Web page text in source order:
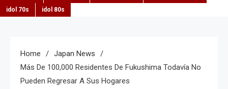
idol 70s
idol 80s
Home
Japan News
Más De 100,000 Residentes De Fukushima Todavía No
Pueden Regresar A Sus Hogares